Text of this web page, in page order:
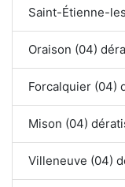
Saint-Étienne-
Oraison (04)
Forcalquier (04)
Mison (04)
Villeneuve (04)